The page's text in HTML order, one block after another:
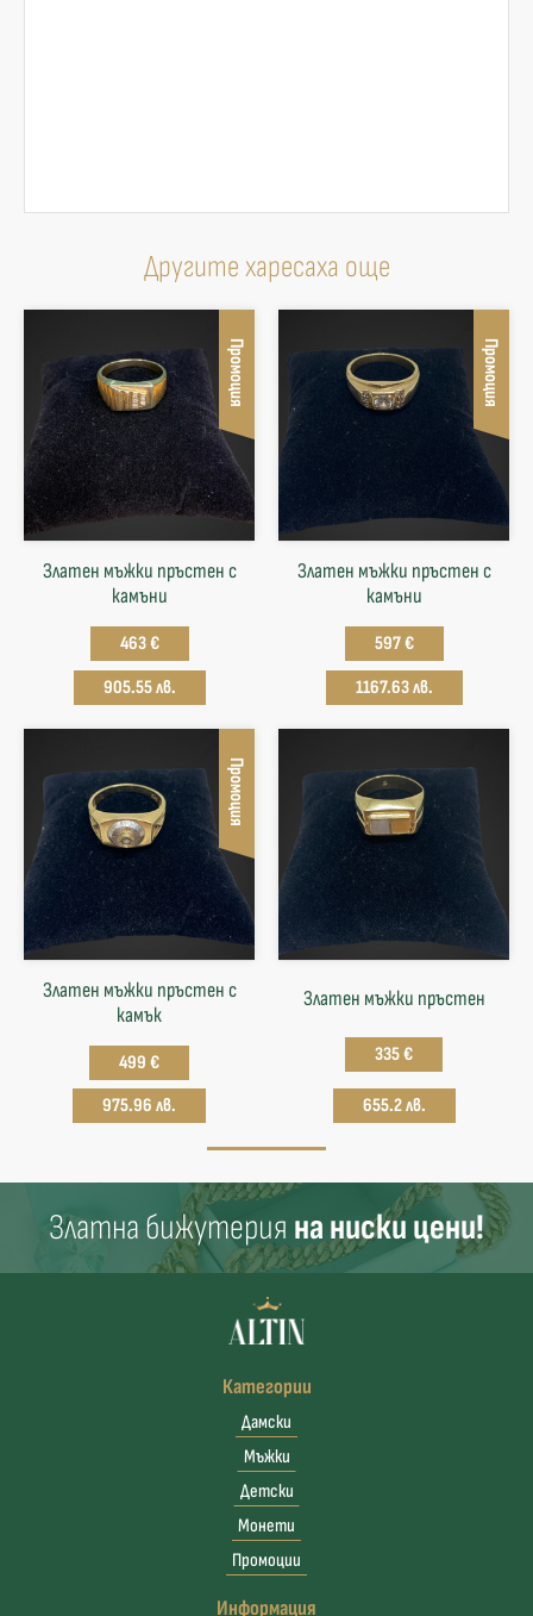
Другите харесаха още
Промоция
Златен мъжки пръстен с
камъни
463 €
905.55 лв.
Промоция
Златен мъжки пръстен с
камъни
597 €
1167.63 лв.
Промоция
Златен мъжки пръстен с
камък
499 €
975.96 лв.
Златен мъжки пръстен
335 €
655.2 лв.
Златна бижутерия на ниски цени!
Категории
Дамски
Мъжки
Детски
Монети
Промоции
Информация